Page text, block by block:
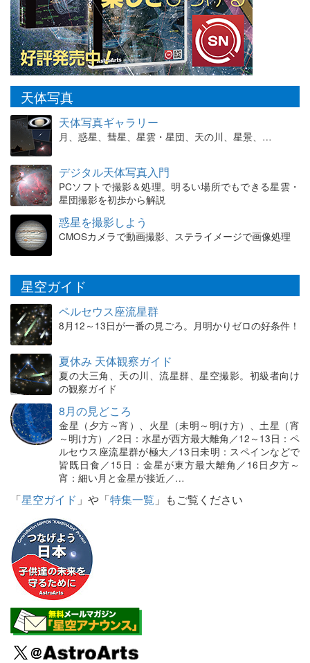
天体写真
天体写真ギャラリー
月、惑星、彗星、星雲・星団、天の川、星景、…
デジタル天体写真入門
PCソフトで撮影＆処理。明るい場所でもできる星雲・
星団撮影を初歩から解説
惑星を撮影しよう
CMOSカメラで動画撮影、ステライメージで画像処理
星空ガイド
ペルセウス座流星群
8月12～13日が一番の見ごろ。月明かりゼロの好条件！
夏休み 天体観察ガイド
夏の大三角、天の川、流星群、星空撮影。初級者向け
の観察ガイド
8月の見どころ
金星（夕方～宵）、火星（未明～明け方）、土星（宵
～明け方）／2日：水星が西方最大離角／12～13日：ペ
ルセウス座流星群が極大／13日未明：スペインなどで
皆既日食／15日：金星が東方最大離角／16日夕方～
宵：細い月と金星が接近／…
「星空ガイド 」や「特集一覧 」もご覧ください